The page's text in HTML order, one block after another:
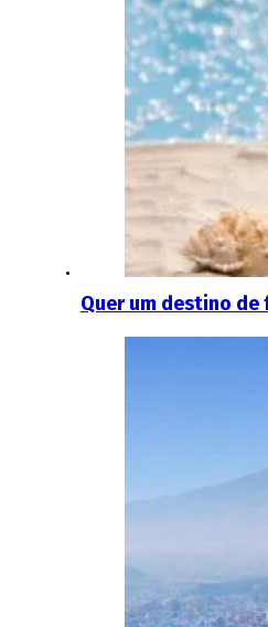
Quer um destino de